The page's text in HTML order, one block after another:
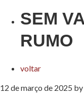
SEM
RUMO
voltar
12 de março de 2025 by